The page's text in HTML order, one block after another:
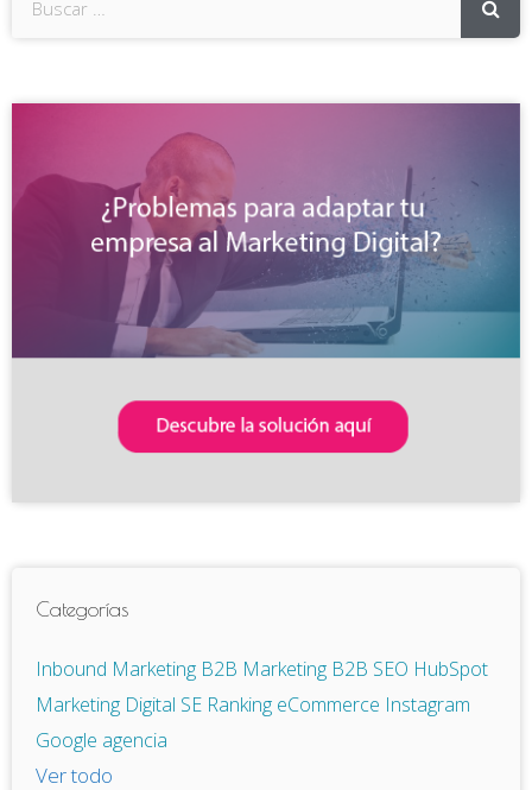
Categorías
Inbound Marketing B2B Marketing B2B SEO HubSpot
Marketing Digital SE Ranking eCommerce Instagram
Google agencia
Ver todo